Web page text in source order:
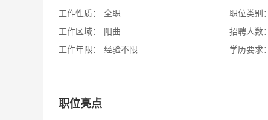
工作性质：
全职
工作区域：
阳曲
工作年限：
经验不限
职位类别：
招聘人数：
学历要求：
职位亮点